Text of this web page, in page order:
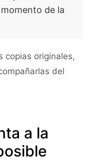
de la
copias originales,
del
a la